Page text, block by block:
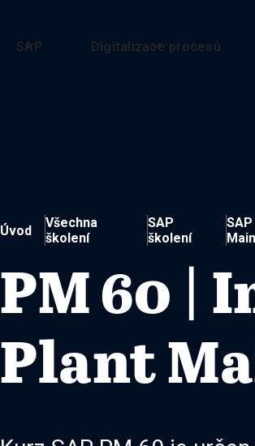
SAP Digitalizace procesů
Úvod
Všechna
školení
SAP
školení
PM 60 |
Plant